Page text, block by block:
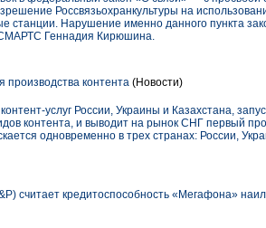
Россвязьохранкультуры на
станции. Нарушение именно данного пункта
СМАРТС Геннадия Кирюшина.
производства контента (Новости)
услуг России, Украины и Казахстана,
контента, и выводит на рынок СНГ первый
одновременно в трех странах: России,
считает кредитоспособность «Мегафона»